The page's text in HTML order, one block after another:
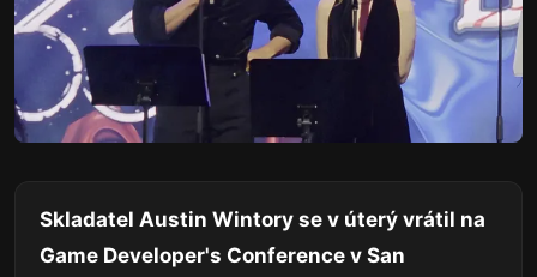
Skladatel Austin Wintory se v úterý vrátil na
Game Developer's Conference v San